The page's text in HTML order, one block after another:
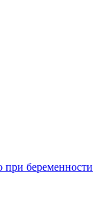
при беременности